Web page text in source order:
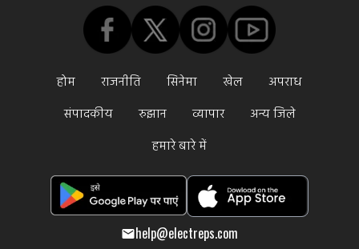
होम राजनीति सिनेमा खेल
अपराध
संपादकीय
रुझान व्यापार
अन्य जिले
हमारे बारे में
help@electreps.com